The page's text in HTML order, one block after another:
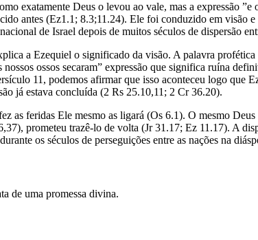
exatamente Deus o levou ao vale, mas a expressão
antes (Ez1.1; 8.3;11.24). Ele foi conduzido em visão
de Israel depois de muitos séculos de dispersão
a Ezequiel o significado da visão. A palavra profética
ossos secaram” expressão que significa ruína
11, podemos afirmar que isso aconteceu logo que
já estava concluída (2 Rs 25.10,11; 2 Cr 36.20).
as feridas Ele mesmo as ligará (Os 6.1). O mesmo
prometeu trazê-lo de volta (Jr 31.17; Ez 11.17). A
os séculos de perseguições entre as nações na
de uma promessa divina.